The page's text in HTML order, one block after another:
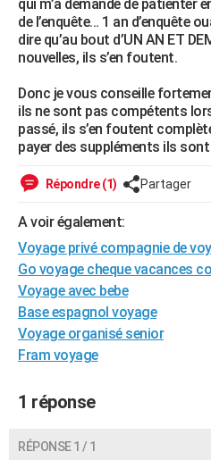
qui m’a demandé de patienter
de l’enquête… 1 an d’enquête
dire qu’au bout d’UN AN ET
nouvelles, ils s’en foutent.
Donc je vous conseille
ils ne sont pas compétents
passé, ils s’en foutent
payer des suppléments ils
Répondre (1) Partager
A voir également:
Voyage privé compagnie de
Go voyage cheque vacances
Voyage avec bebe
Base espagnol voyage
Voyage organisé senior
Fram voyage
1 réponse
RÉPONSE 1 / 1